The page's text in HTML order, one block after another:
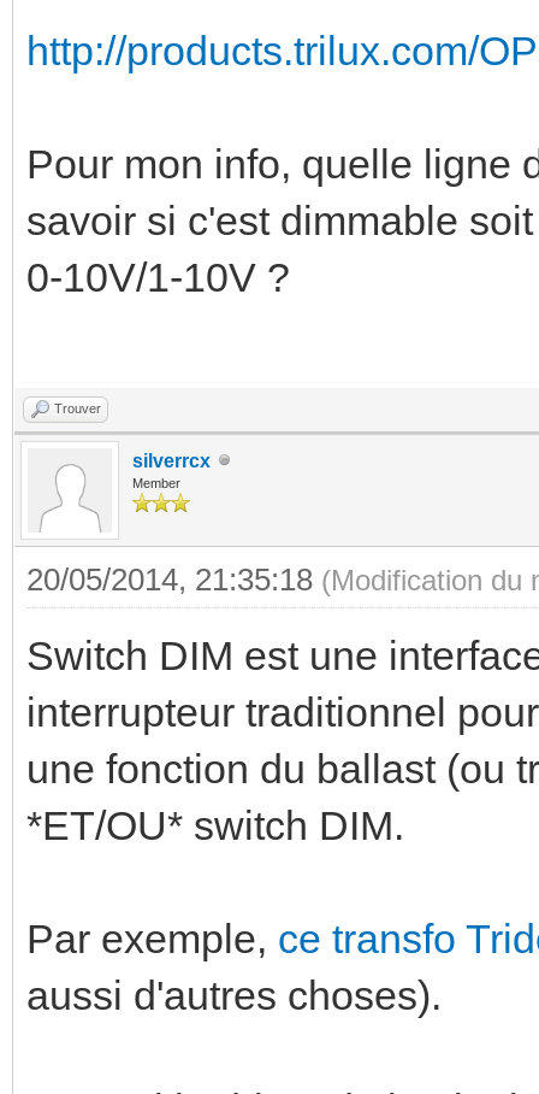
http://products.trilux.com/
Pour mon info, quelle ligne
savoir si c'est dimmable
0-10V/1-10V ?
Trouver
silverrcx
Member
20/05/2014, 21:35:18 (Modification du
Switch DIM est une
interrupteur traditionnel
une fonction du ballast (ou
*ET/OU* switch DIM.
Par exemple, ce transfo
aussi d'autres choses).